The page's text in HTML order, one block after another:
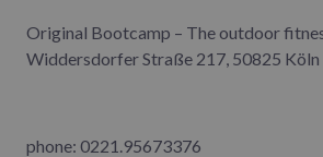
Original Bootcamp – The outdoor
Widdersdorfer Straße 217, 50825 Köln
phone: 0221.95673376